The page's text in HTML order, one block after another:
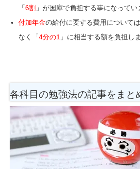
「6割 」が国庫で負担する事になってい
付加年金の給付に要する費用について
なく「4分の1 」に相当する額を負担しま
各科目の勉強法の記事をまと